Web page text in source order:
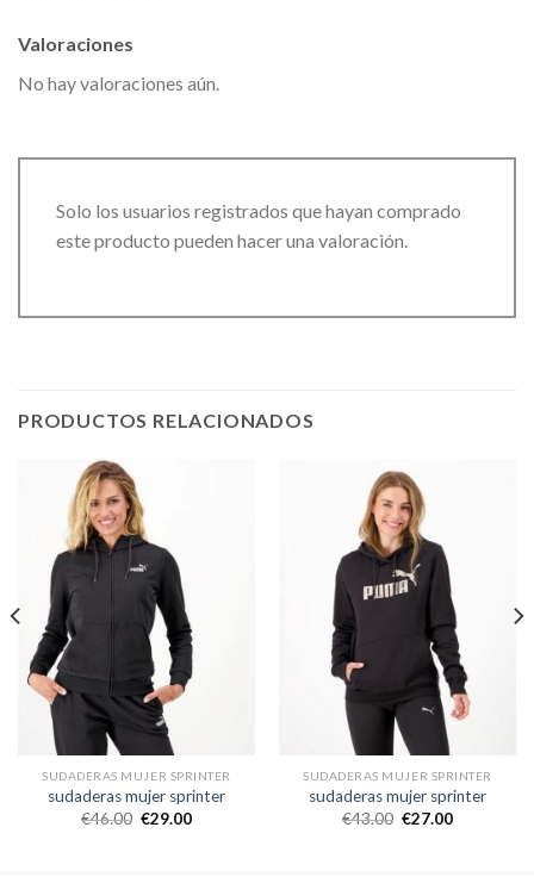
Valoraciones
No hay valoraciones aún.
Solo los usuarios registrados que hayan comprado
este producto pueden hacer una valoración.
PRODUCTOS RELACIONADOS
SUDADERAS MUJER SPRINTER
sudaderas mujer sprinter
€46.00 €29.00
SUDADERAS MUJER SPRINTER
sudaderas mujer sprinter
€43.00 €27.00